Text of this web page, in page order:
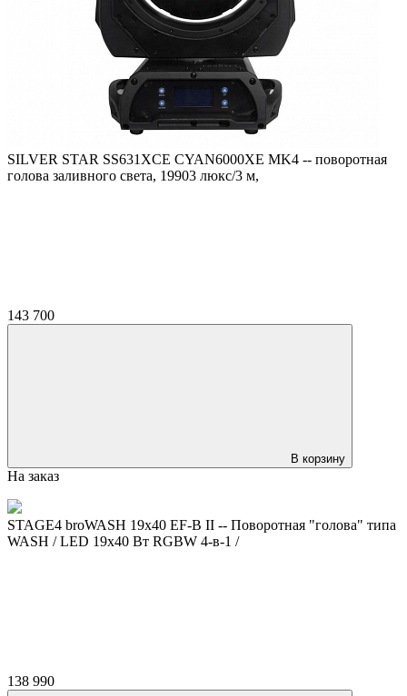
SILVER STAR SS631XCE CYAN6000XE MK4 -- поворотная
голова заливного света, 19903 люкс/3 м,
143 700
В корзину
На заказ
STAGE4 broWASH 19x40 EF-B II -- Поворотная "голова" типа
WASH / LED 19x40 Вт RGBW 4-в-1 /
138 990